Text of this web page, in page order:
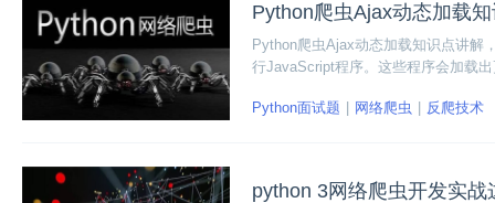
Python爬虫Ajax动态加载
Python爬虫Ajax动态加载知识点讲解
行JavaScript程序。这些程序会加载
Python面试题 网络爬虫 反爬技术
python 3网络爬虫开发实战